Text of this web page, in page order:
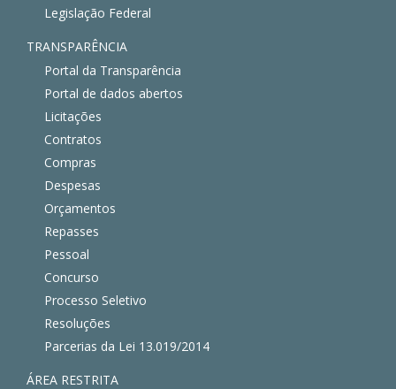
Legislação Federal
TRANSPARÊNCIA
Portal da Transparência
Portal de dados abertos
Licitações
Contratos
Compras
Despesas
Orçamentos
Repasses
Pessoal
Concurso
Processo Seletivo
Resoluções
Parcerias da Lei 13.019/2014
ÁREA RESTRITA